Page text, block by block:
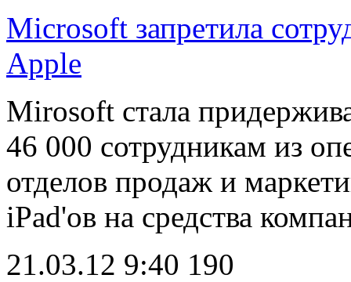
Microsoft запретила
Apple
Mirosoft стала
46 000 сотрудникам из
отделов продаж и
iPad'ов на средства
21.03.12 9:40 190